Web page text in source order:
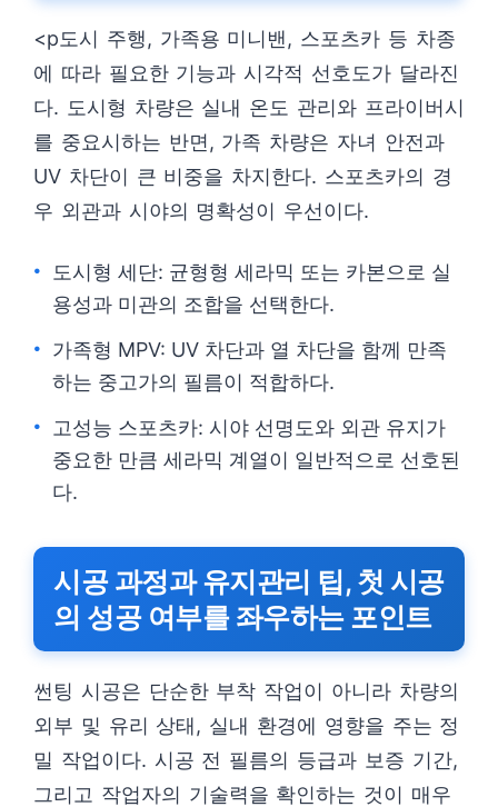
<p도시 주행, 가족용 미니밴, 스포츠카 등 차종
에 따라 필요한 기능과 시각적 선호도가 달라진
다. 도시형 차량은 실내 온도 관리와 프라이버시
를 중요시하는 반면, 가족 차량은 자녀 안전과
UV 차단이 큰 비중을 차지한다. 스포츠카의 경
우 외관과 시야의 명확성이 우선이다.
도시형 세단: 균형형 세라믹 또는 카본으로 실
용성과 미관의 조합을 선택한다.
가족형 MPV: UV 차단과 열 차단을 함께 만족
하는 중고가의 필름이 적합하다.
고성능 스포츠카: 시야 선명도와 외관 유지가
중요한 만큼 세라믹 계열이 일반적으로 선호된
다.
시공 과정과 유지관리 팁, 첫 시공
의 성공 여부를 좌우하는 포인트
썬팅 시공은 단순한 부착 작업이 아니라 차량의
외부 및 유리 상태, 실내 환경에 영향을 주는 정
밀 작업이다. 시공 전 필름의 등급과 보증 기간,
그리고 작업자의 기술력을 확인하는 것이 매우